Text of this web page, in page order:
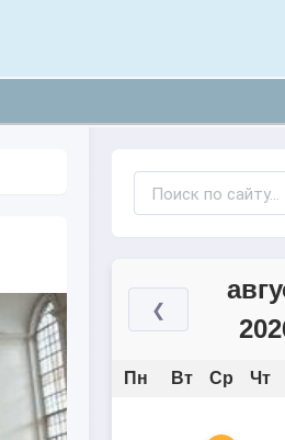
❮
Пн Вт Ср Чт